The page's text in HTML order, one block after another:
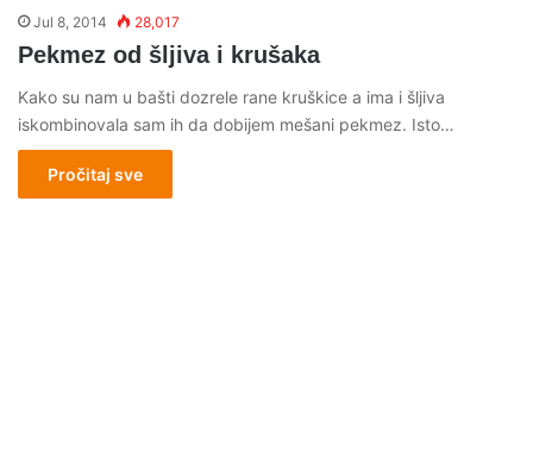
Jul 8, 2014 28,017
Pekmez od šljiva i krušaka
Kako su nam u bašti dozrele rane kruškice a ima i šljiva
iskombinovala sam ih da dobijem mešani pekmez. Isto…
Pročitaj sve